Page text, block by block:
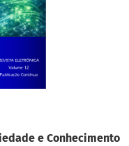
e Conhecimento